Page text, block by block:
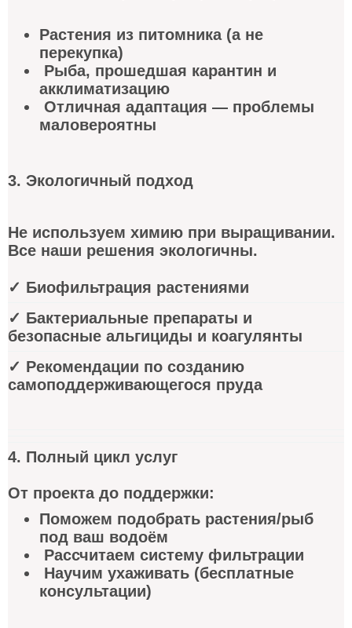
Растения из питомника (а не
перекупка)
Рыба, прошедшая карантин и
акклиматизацию
Отличная адаптация — проблемы
маловероятны
3. Экологичный подход
Не используем химию при выращивании.
Все наши решения экологичны.
✓ Биофильтрация растениями
✓ Бактериальные препараты и
безопасные альгициды и коагулянты
✓ Рекомендации по созданию
самоподдерживающегося пруда
4. Полный цикл услуг
От проекта до поддержки:
Поможем подобрать растения/рыб
под ваш водоём
Рассчитаем систему фильтрации
Научим ухаживать (бесплатные
консультации)